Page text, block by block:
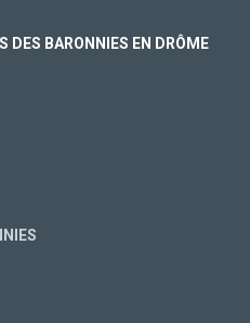
BARONNIES EN DRÔME